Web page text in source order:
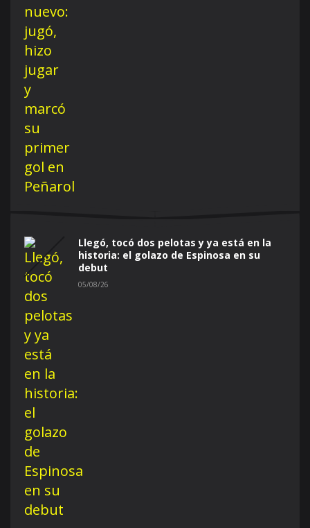
Llegó, tocó dos pelotas y ya está en la
historia: el golazo de Espinosa en su
debut
05/08/26